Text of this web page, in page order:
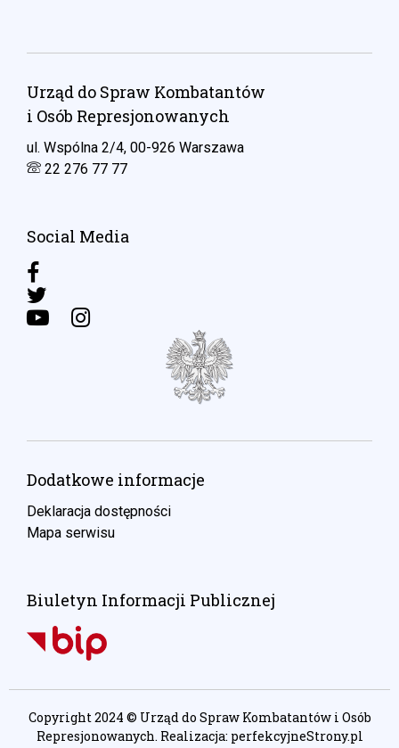
Urząd do Spraw Kombatantów
i Osób Represjonowanych
ul. Wspólna 2/4, 00-926 Warszawa
22 276 77 77
Social Media
Dodatkowe informacje
Deklaracja dostępności
Mapa serwisu
Biuletyn Informacji Publicznej
Copyright 2024 © Urząd do Spraw Kombatantów i Osób
Represjonowanych. Realizacja: perfekcyjneStrony.pl